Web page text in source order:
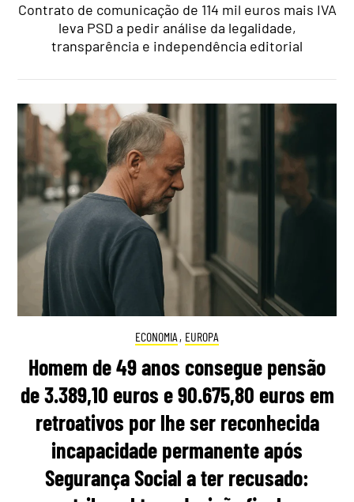
Contrato de comunicação de 114 mil euros mais IVA
leva PSD a pedir análise da legalidade,
transparência e independência editorial
ECONOMIA , EUROPA
Homem de 49 anos consegue pensão
de 3.389,10 euros e 90.675,80 euros em
retroativos por lhe ser reconhecida
incapacidade permanente após
Segurança Social a ter recusado: